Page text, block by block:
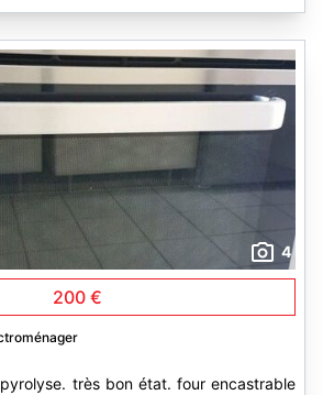
4
200 €
très bon état. four encastrable